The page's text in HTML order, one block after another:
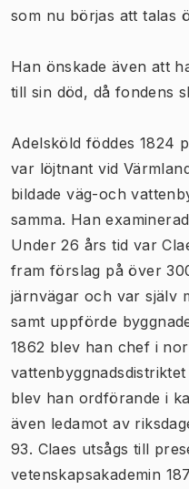
som nu börjas att talas
Han önskade även att
till sin död, då fondens
Adelsköld föddes 1824
var löjtnant vid
bildade väg-och
samma. Han
Under 26 års tid var
fram förslag på över
järnvägar och var själv
samt uppförde
1862 blev han chef i
blev han ordförande i
även ledamot av
93. Claes utsågs till
vetenskapsakademin